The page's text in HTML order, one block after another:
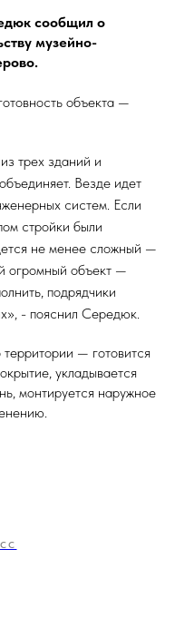
сообщил о
музейно-
объекта —
трех зданий и
Везде идет
систем. Если
стройки были
не менее сложный —
огромный объект —
подрядчики
- пояснил Середюк.
— готовится
укладывается
монтируется наружное